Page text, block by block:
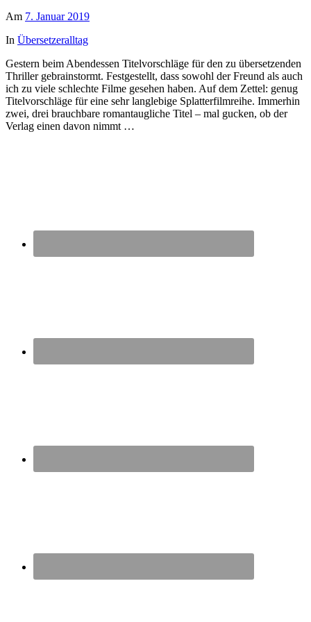
Am 7. Januar 2019
In Übersetzeralltag
Gestern beim Abendessen Titelvorschläge für den zu übersetzenden
Thriller gebrainstormt. Festgestellt, dass sowohl der Freund als auch
ich zu viele schlechte Filme gesehen haben. Auf dem Zettel: genug
Titelvorschläge für eine sehr langlebige Splatterfilmreihe. Immerhin
zwei, drei brauchbare romantaugliche Titel – mal gucken, ob der
Verlag einen davon nimmt …